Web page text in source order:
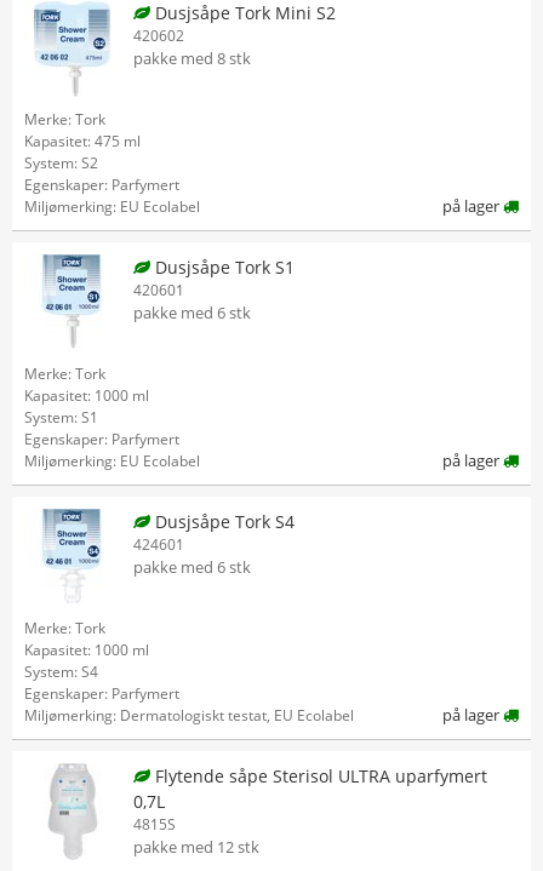
Dusjsåpe Tork Mini S2
420602
pakke med 8 stk
Merke: Tork
Kapasitet: 475 ml
System: S2
Egenskaper: Parfymert
Miljømerking: EU Ecolabel
på lager
Dusjsåpe Tork S1
420601
pakke med 6 stk
Merke: Tork
Kapasitet: 1000 ml
System: S1
Egenskaper: Parfymert
Miljømerking: EU Ecolabel
på lager
Dusjsåpe Tork S4
424601
pakke med 6 stk
Merke: Tork
Kapasitet: 1000 ml
System: S4
Egenskaper: Parfymert
Miljømerking: Dermatologiskt testat, EU Ecolabel
på lager
Flytende såpe Sterisol ULTRA uparfymert
0,7L
4815S
pakke med 12 stk